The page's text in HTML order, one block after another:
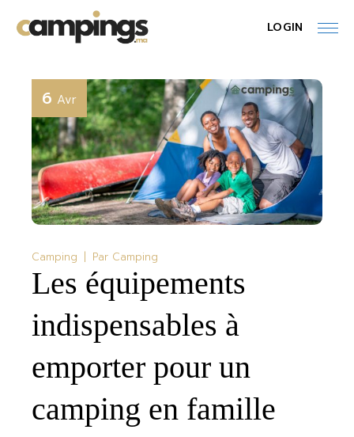
the
content
LOGIN
6 Avr
Camping Par Camping
Les équipements
indispensables à
emporter pour un
camping en famille